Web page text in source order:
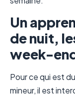
Un
de nuit,
week-
Pour ce qui est
mineur, il est